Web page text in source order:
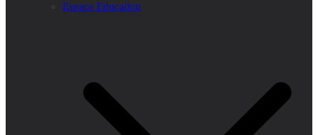
Espace Education